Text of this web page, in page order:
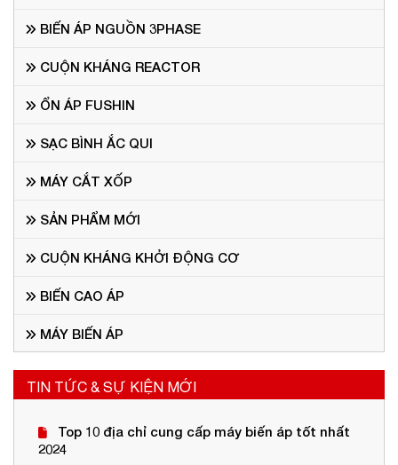
BIẾN ÁP NGUỒN 3PHASE
CUỘN KHÁNG REACTOR
ỔN ÁP FUSHIN
SẠC BÌNH ẮC QUI
MÁY CẮT XỐP
SẢN PHẨM MỚI
CUỘN KHÁNG KHỞI ĐỘNG CƠ
BIẾN CAO ÁP
MÁY BIẾN ÁP
TIN TỨC & SỰ KIỆN MỚI
Top 10 địa chỉ cung cấp máy biến áp tốt nhất
2024